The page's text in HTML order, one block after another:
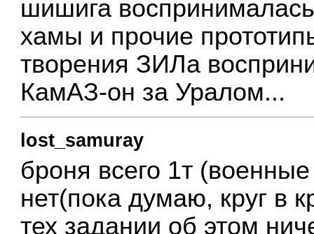
шишига
хамы и прочие
творения ЗИЛа
КамАЗ-он за Уралом...
lost_samuray
броня всего 1т
нет(пока думаю, круг в
тех задании об этом